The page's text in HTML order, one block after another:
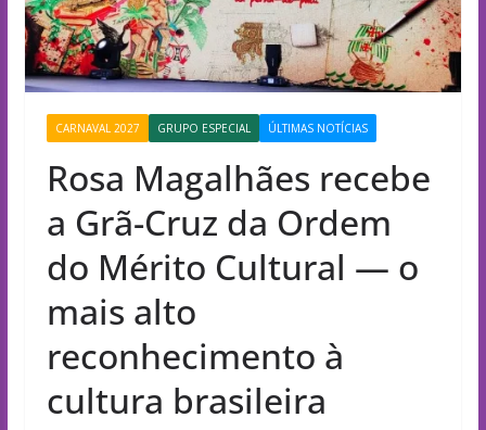
CARNAVAL 2027 GRUPO ESPECIAL ÚLTIMAS NOTÍCIAS
Rosa Magalhães recebe
a Grã-Cruz da Ordem
do Mérito Cultural — o
mais alto
reconhecimento à
cultura brasileira